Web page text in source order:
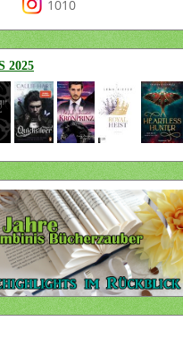
1010
2025